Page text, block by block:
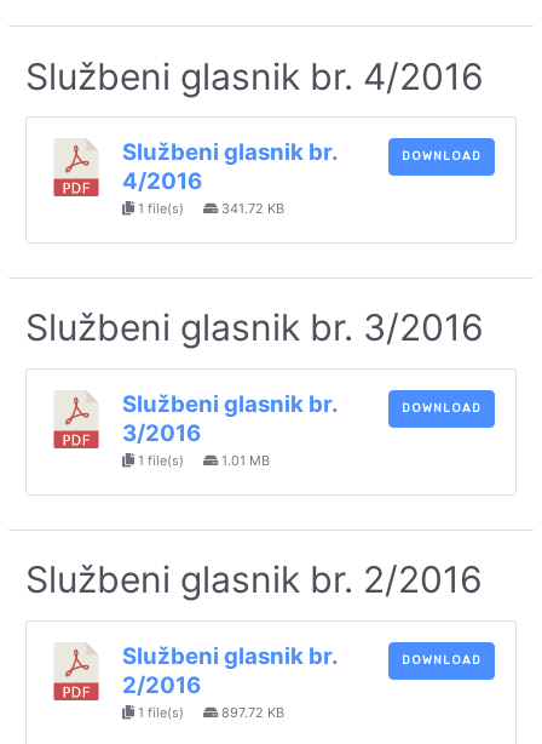
Službeni glasnik br. 4/2016
Službeni glasnik br.
4/2016
1 file(s) 341.72 KB
DOWNLOAD
Službeni glasnik br. 3/2016
Službeni glasnik br.
3/2016
1 file(s) 1.01 MB
DOWNLOAD
Službeni glasnik br. 2/2016
Službeni glasnik br.
2/2016
1 file(s) 897.72 KB
DOWNLOAD